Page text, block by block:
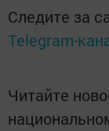
Следите за
Telegram-
Читайте